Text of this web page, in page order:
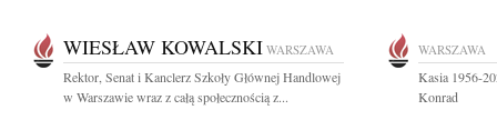
WIESŁAW KOWALSKI WARSZAWA
Rektor, Senat i Kanclerz Szkoły Głównej Handlowej
w Warszawie wraz z całą społecznością z...
WARSZAWA
Kasia 1956-
Konrad